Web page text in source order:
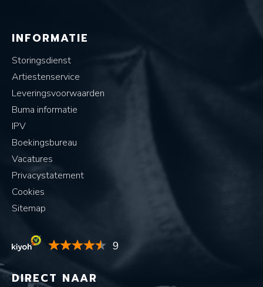
INFORMATIE
Storingsdienst
Artiestenservice
Leveringsvoorwaarden
Buma informatie
IPV
Boekingsbureau
Vacatures
Privacystatement
Cookies
Sitemap
9
DIRECT NAAR